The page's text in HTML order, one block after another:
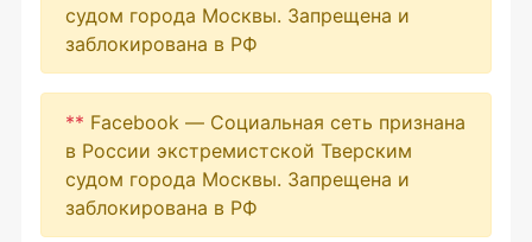
судом города Москвы. Запрещена и
заблокирована в РФ
** Facebook — Социальная сеть признана
в России экстремистской Тверским
судом города Москвы. Запрещена и
заблокирована в РФ